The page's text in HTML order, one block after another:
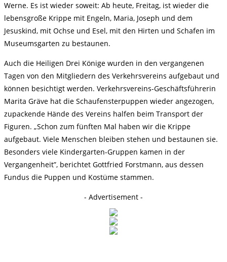
Werne. Es ist wieder soweit: Ab heute, Freitag, ist wieder die
lebensgroße Krippe mit Engeln, Maria, Joseph und dem
Jesuskind, mit Ochse und Esel, mit den Hirten und Schafen im
Museumsgarten zu bestaunen.
Auch die Heiligen Drei Könige wurden in den vergangenen
Tagen von den Mitgliedern des Verkehrsvereins aufgebaut und
können besichtigt werden. Verkehrsvereins-Geschäftsführerin
Marita Gräve hat die Schaufensterpuppen wieder angezogen,
zupackende Hände des Vereins halfen beim Transport der
Figuren. „Schon zum fünften Mal haben wir die Krippe
aufgebaut. Viele Menschen bleiben stehen und bestaunen sie.
Besonders viele Kindergarten-Gruppen kamen in der
Vergangenheit”, berichtet Gottfried Forstmann, aus dessen
Fundus die Puppen und Kostüme stammen.
- Advertisement -